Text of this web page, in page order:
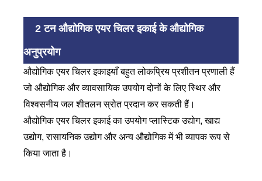
2 टन औद्योगिक एयर चिलर इकाई के औद्योगिक
अनुप्रयोग
औद्योगिक एयर चिलर इकाइयाँ बहुत लोकप्रिय प्रशीतन प्रणाली हैं
जो औद्योगिक और व्यावसायिक उपयोग दोनों के लिए स्थिर और
विश्वसनीय जल शीतलन स्रोत प्रदान कर सकती हैं।
औद्योगिक एयर चिलर इकाई का उपयोग प्लास्टिक उद्योग, खाद्य
उद्योग, रासायनिक उद्योग और अन्य औद्योगिक में भी व्यापक रूप से
किया जाता है।